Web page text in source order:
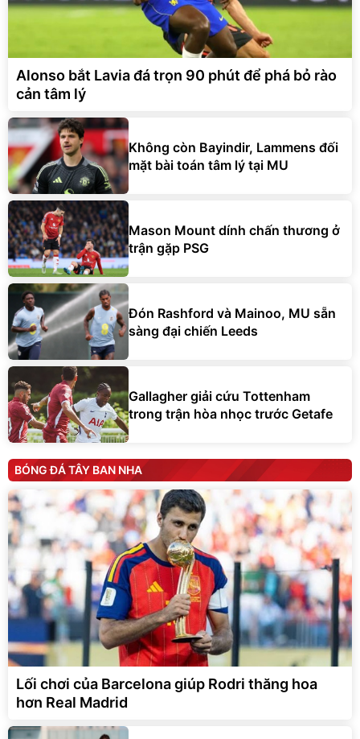
Alonso bắt Lavia đá trọn 90 phút để phá bỏ rào
cản tâm lý
Không còn Bayindir, Lammens đối
mặt bài toán tâm lý tại MU
Mason Mount dính chấn thương ở
trận gặp PSG
Đón Rashford và Mainoo, MU sẵn
sàng đại chiến Leeds
Gallagher giải cứu Tottenham
trong trận hòa nhọc trước Getafe
BÓNG ĐÁ TÂY BAN NHA
Lối chơi của Barcelona giúp Rodri thăng hoa
hơn Real Madrid